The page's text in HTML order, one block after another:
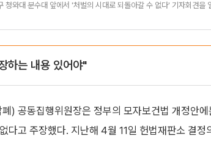
와대 분수대 앞에서 '처벌의 시대로 되돌아갈 수 없다' 기자회견을
하는 내용 있어야"
) 공동집행위원장은 정부의 모자보건법 개정안
다고 주장했다. 지난해 4월 11일 헌법재판소 결정